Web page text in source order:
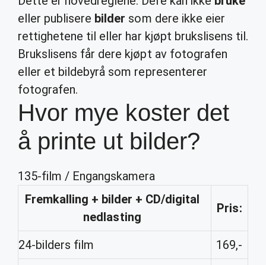
eller publisere bilder som dere ikke eier
rettighetene til eller har kjøpt brukslisens til.
Brukslisens får dere kjøpt av fotografen
eller et bildebyrå som representerer
fotografen.
Hvor mye koster det
å printe ut bilder?
135-film / Engangskamera
Fremkalling + bilder + CD/digital
nedlasting
Pris:
24-bilders film
169,-